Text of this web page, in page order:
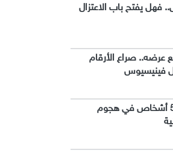
فهل يفتح باب الاعتزال
عرضه.. صراع الأرقام
فينيسيوس
روسيا: مقتل 5 أشخاص في هجوم